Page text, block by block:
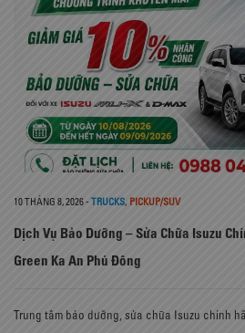
10 THÁNG 8, 2026- TRUCKS, PICKUP/SUV
Dịch Vụ Bảo Dưỡng – Sửa Chữa Isuzu
Green Ka An Phú Đông
Trung tâm bảo dưỡng, sửa chữa Isuzu chính